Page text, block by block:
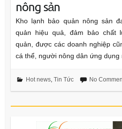
nông sản
Kho lạnh bảo quản nông sản
quản hiệu quả, đảm bảo chất
quản, được các doanh nghiệp
cá thể, người nông dân ứng dụng
Hot news, Tin Tức No